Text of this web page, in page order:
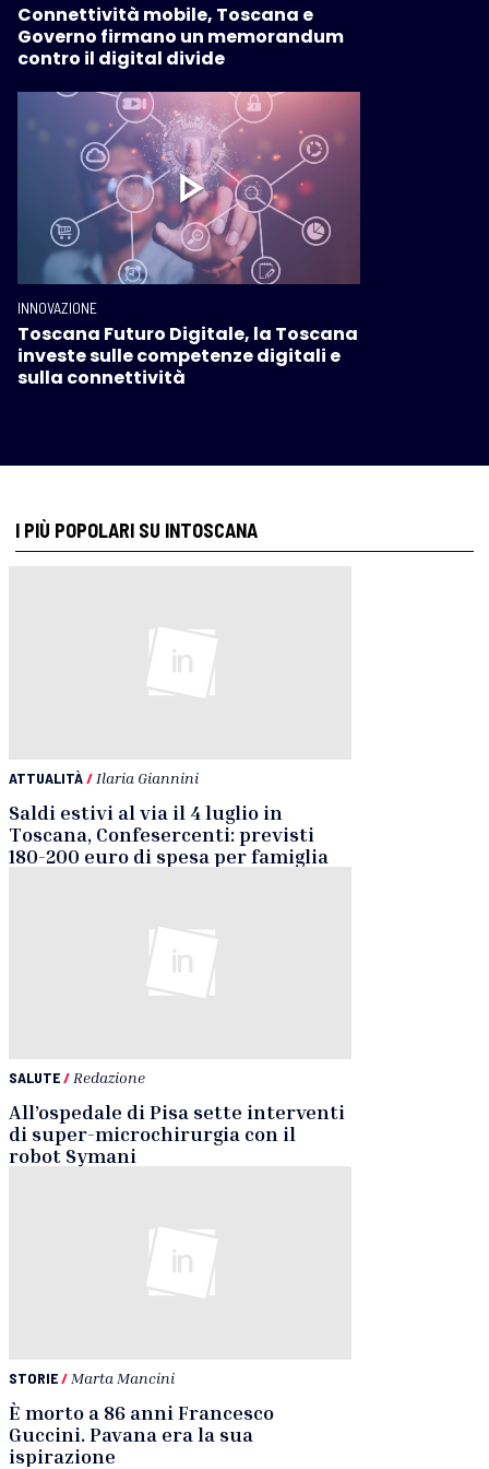
Connettività mobile, Toscana e
Governo firmano un memorandum
contro il digital divide
INNOVAZIONE
Toscana Futuro Digitale, la Toscana
investe sulle competenze digitali e
sulla connettività
I PIÙ POPOLARI SU INTOSCANA
ATTUALITÀ/ Ilaria Giannini
Saldi estivi al via il 4 luglio in
Toscana, Confesercenti: previsti
180-200 euro di spesa per famiglia
SALUTE/ Redazione
All’ospedale di Pisa sette interventi
di super-microchirurgia con il
robot Symani
STORIE/ Marta Mancini
È morto a 86 anni Francesco
Guccini. Pavana era la sua
ispirazione